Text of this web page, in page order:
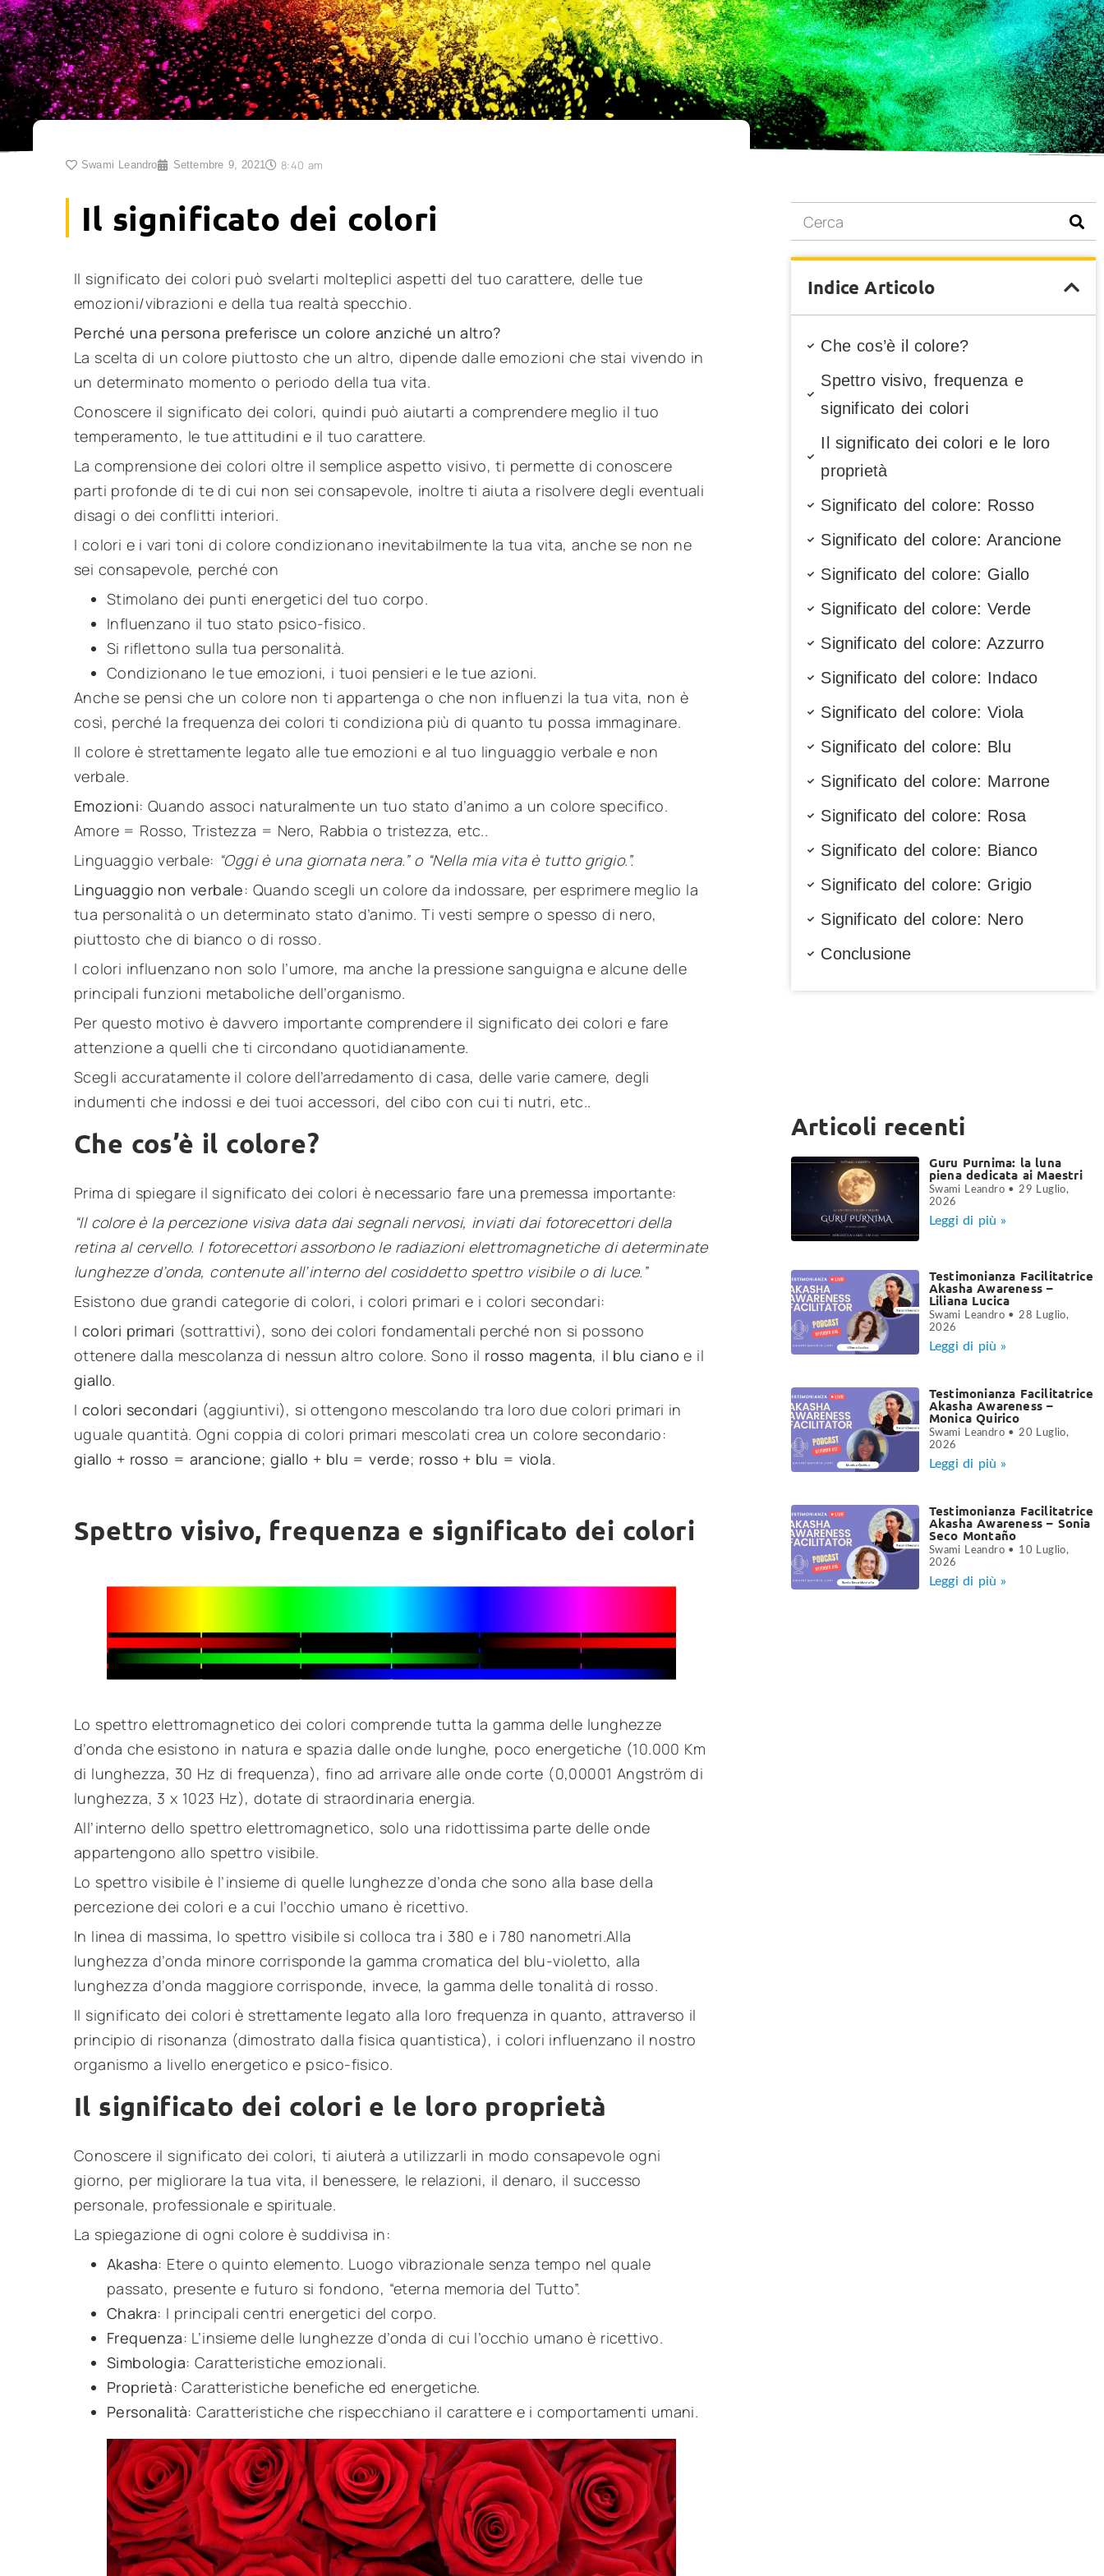
Swami Leandro Settembre 9, 2021 8:40 am
Il significato dei colori
Il significato dei colori può svelarti molteplici aspetti del tuo carattere, delle tue
emozioni/vibrazioni e della tua realtà specchio.
Perché una persona preferisce un colore anziché un altro?
La scelta di un colore piuttosto che un altro, dipende dalle emozioni che stai vivendo in
un determinato momento o periodo della tua vita.
Conoscere il significato dei colori, quindi può aiutarti a comprendere meglio il tuo
temperamento, le tue attitudini e il tuo carattere.
La comprensione dei colori oltre il semplice aspetto visivo, ti permette di conoscere
parti profonde di te di cui non sei consapevole, inoltre ti aiuta a risolvere degli eventuali
disagi o dei conflitti interiori.
I colori e i vari toni di colore condizionano inevitabilmente la tua vita, anche se non ne
sei consapevole, perché con
Stimolano dei punti energetici del tuo corpo.
Influenzano il tuo stato psico-fisico.
Si riflettono sulla tua personalità.
Condizionano le tue emozioni, i tuoi pensieri e le tue azioni.
Anche se pensi che un colore non ti appartenga o che non influenzi la tua vita, non è
così, perché la frequenza dei colori ti condiziona più di quanto tu possa immaginare.
Il colore è strettamente legato alle tue emozioni e al tuo linguaggio verbale e non
verbale.
Emozioni: Quando associ naturalmente un tuo stato d’animo a un colore specifico.
Amore = Rosso, Tristezza = Nero, Rabbia o tristezza, etc..
Linguaggio verbale: “Oggi è una giornata nera.” o “Nella mia vita è tutto grigio.”.
Linguaggio non verbale: Quando scegli un colore da indossare, per esprimere meglio la
tua personalità o un determinato stato d’animo. Ti vesti sempre o spesso di nero,
piuttosto che di bianco o di rosso.
I colori influenzano non solo l’umore, ma anche la pressione sanguigna e alcune delle
principali funzioni metaboliche dell’organismo.
Per questo motivo è davvero importante comprendere il significato dei colori e fare
attenzione a quelli che ti circondano quotidianamente.
Scegli accuratamente il colore dell’arredamento di casa, delle varie camere, degli
indumenti che indossi e dei tuoi accessori, del cibo con cui ti nutri, etc..
Che cos’è il colore?
Prima di spiegare il significato dei colori è necessario fare una premessa importante:
“Il colore è la percezione visiva data dai segnali nervosi, inviati dai fotorecettori della
retina al cervello. I fotorecettori assorbono le radiazioni elettromagnetiche di determinate
lunghezze d’onda, contenute all’interno del cosiddetto spettro visibile o di luce.”
Esistono due grandi categorie di colori, i colori primari e i colori secondari:
I colori primari (sottrattivi), sono dei colori fondamentali perché non si possono
ottenere dalla mescolanza di nessun altro colore. Sono il rosso magenta, il blu ciano e il
giallo.
I colori secondari (aggiuntivi), si ottengono mescolando tra loro due colori primari in
uguale quantità. Ogni coppia di colori primari mescolati crea un colore secondario:
giallo + rosso = arancione;giallo + blu = verde; rosso + blu = viola.
Spettro visivo, frequenza e significato dei colori
Lo spettro elettromagnetico dei colori comprende tutta la gamma delle lunghezze
d’onda che esistono in natura e spazia dalle onde lunghe, poco energetiche (10.000 Km
di lunghezza, 30 Hz di frequenza), fino ad arrivare alle onde corte (0,00001 Angström di
lunghezza, 3 x 1023 Hz), dotate di straordinaria energia.
All’interno dello spettro elettromagnetico, solo una ridottissima parte delle onde
appartengono allo spettro visibile.
Lo spettro visibile è l’insieme di quelle lunghezze d’onda che sono alla base della
percezione dei colori e a cui l’occhio umano è ricettivo.
In linea di massima, lo spettro visibile si colloca tra i 380 e i 780 nanometri.Alla
lunghezza d’onda minore corrisponde la gamma cromatica del blu-violetto, alla
lunghezza d’onda maggiore corrisponde, invece, la gamma delle tonalità di rosso.
Il significato dei colori è strettamente legato alla loro frequenza in quanto, attraverso il
principio di risonanza (dimostrato dalla fisica quantistica), i colori influenzano il nostro
organismo a livello energetico e psico-fisico.
Il significato dei colori e le loro proprietà
Conoscere il significato dei colori, ti aiuterà a utilizzarli in modo consapevole ogni
giorno, per migliorare la tua vita, il benessere, le relazioni, il denaro, il successo
personale, professionale e spirituale.
La spiegazione di ogni colore è suddivisa in:
Akasha: Etere o quinto elemento. Luogo vibrazionale senza tempo nel quale
passato, presente e futuro si fondono, “eterna memoria del Tutto”.
Chakra: I principali centri energetici del corpo.
Frequenza: L’insieme delle lunghezze d’onda di cui l’occhio umano è ricettivo.
Simbologia: Caratteristiche emozionali.
Proprietà: Caratteristiche benefiche ed energetiche.
Personalità: Caratteristiche che rispecchiano il carattere e i comportamenti umani.
Indice Articolo
Che cos’è il colore?
Spettro visivo, frequenza e
significato dei colori
Il significato dei colori e le loro
proprietà
Significato del colore: Rosso
Significato del colore: Arancione
Significato del colore: Giallo
Significato del colore: Verde
Significato del colore: Azzurro
Significato del colore: Indaco
Significato del colore: Viola
Significato del colore: Blu
Significato del colore: Marrone
Significato del colore: Rosa
Significato del colore: Bianco
Significato del colore: Grigio
Significato del colore: Nero
Conclusione
Articoli recenti
Guru Purnima: la luna
piena dedicata ai Maestri
Swami Leandro
29 Luglio,
2026
Leggi di più »
Testimonianza Facilitatrice
Akasha Awareness –
Liliana Lucica
Swami Leandro
28 Luglio,
2026
Leggi di più »
Testimonianza Facilitatrice
Akasha Awareness –
Monica Quirico
Swami Leandro
20 Luglio,
2026
Leggi di più »
Testimonianza Facilitatrice
Akasha Awareness – Sonia
Seco Montaño
Swami Leandro
10 Luglio,
2026
Leggi di più »